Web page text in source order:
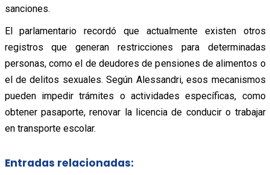
sanciones.
El parlamentario recordó que actualmente existen otros
registros que generan restricciones para determinadas
personas, como el de deudores de pensiones de alimentos o
el de delitos sexuales. Según Alessandri, esos mecanismos
pueden impedir trámites o actividades específicas, como
obtener pasaporte, renovar la licencia de conducir o trabajar
en transporte escolar.
Entradas relacionadas: